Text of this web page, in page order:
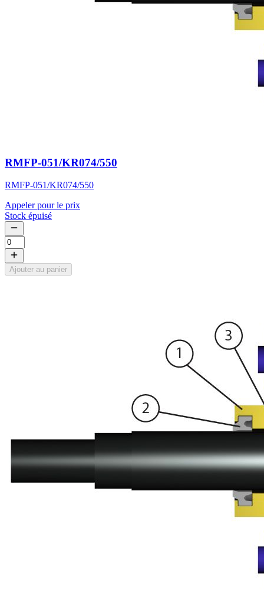
RMFP-051/KR074/550
RMFP-051/KR074/550
Appeler pour le prix
Stock épuisé
Ajouter au panier